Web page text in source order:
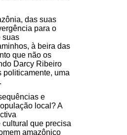
das suas
para o
suas
à beira das
que não os
Darcy Ribeiro
politicamente, uma
e
local? A
que precisa
amazônico